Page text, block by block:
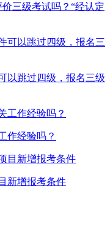
三级考试吗？“经认定
以跳过四级，报名三级
作经验吗？
新增报考条件